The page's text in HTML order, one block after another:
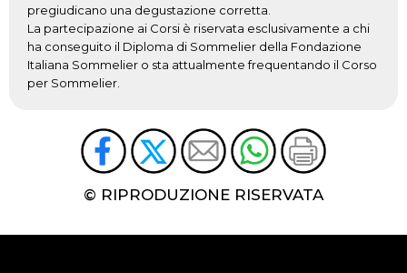
pregiudicano una degustazione corretta.
La partecipazione ai Corsi è riservata esclusivamente a chi
ha conseguito il Diploma di Sommelier della Fondazione
Italiana Sommelier o sta attualmente frequentando il Corso
per Sommelier.
© RIPRODUZIONE RISERVATA